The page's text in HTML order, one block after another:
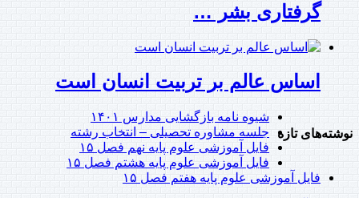
گرفتاری بشر …
اساس عالم بر تربیت انسان است
نوشته‌های تازه
شیوه نامه بازگشایی مدارس ۱۴۰۱
جلسه مشاوره تحصیلی – انتخاب رشته
فایل آموزشی علوم پایه نهم فصل ۱۵
فایل آموزشی علوم پایه هشتم فصل ۱۵
فایل آموزشی علوم پایه هفتم فصل ۱۵